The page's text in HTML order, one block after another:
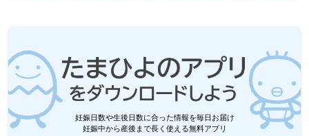
妊娠日数や生後日数に合った情報を毎日お届け
妊娠中から産後まで長く使える無料アプリ